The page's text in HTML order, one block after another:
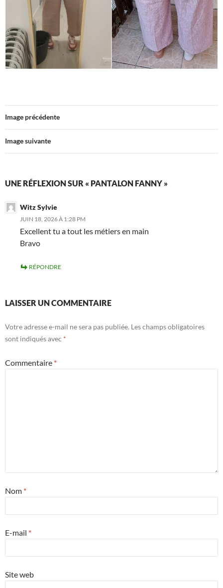
Image précédente
Image suivante
UNE RÉFLEXION SUR « PANTALON FANNY »
Witz Sylvie
JUIN 18, 2026 À 1:28 PM
Excellent tu a tout les métiers en main
Bravo
RÉPONDRE
LAISSER UN COMMENTAIRE
Votre adresse e-mail ne sera pas publiée. Les champs obligatoires
sont indiqués avec *
Commentaire *
Nom *
E-mail *
Site web